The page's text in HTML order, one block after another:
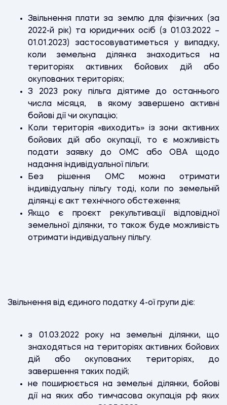
Звільнення плати за землю для фізичних (за
2022-й рік) та юридичних осіб (з 01.03.2022 –
01.01.2023) застосовуватиметься у випадку,
коли земельна ділянка знаходиться на
територіях активних бойових дій або
окупованих територіях;
З 2023 року пільга діятиме до останнього
числа місяця, в якому завершено активні
бойові дії чи окупацію;
Коли територія «виходить» із зони активних
бойових дій або окупації, то є можливість
подати заявку до ОМС або ОВА щодо
надання індивідуальної пільги;
Без рішення ОМС можна отримати
індивідуальну пільгу тоді, коли по земельній
ділянці є акт технічного обстеження;
Якщо є проєкт рекультивації відповідної
земельної ділянки, то також буде можливість
отримати індивідуальну пільгу.
Звільнення від єдиного податку 4-ої групи діє:
з 01.03.2022 року на земельні ділянки, що
знаходяться на територіях активних бойових
дій або окупованих територіях, до
завершення таких подій;
не поширюється на земельні ділянки, бойові
дії на яких або тимчасова окупація рф яких